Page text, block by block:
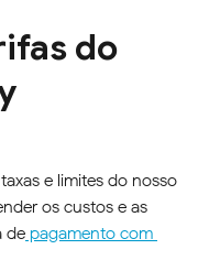
do
e limites do nosso
os custos e as
de pagamento com